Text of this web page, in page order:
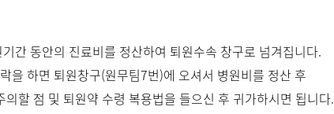
간 동안의 진료비를 정산하여 퇴원수속 창구로 넘겨집니다.
을 하면 퇴원창구(원무팀7번)에 오셔서 병원비를 정산 후
할 점 및 퇴원약 수령 복용법을 들으신 후 귀가하시면 됩니다.